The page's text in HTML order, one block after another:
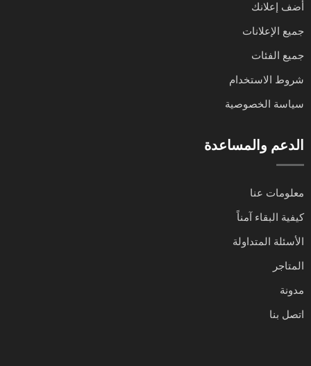
أضف إعلانك
جميع الإعلانات
جميع الفئات
شروط الاستخدام
سياسة الخصوصية
الدعم والمساعدة
معلومات عنا
كيفية البقاء آمناً
الأسئلة المتداولة
المتاجر
مدونة
اتصل بنا